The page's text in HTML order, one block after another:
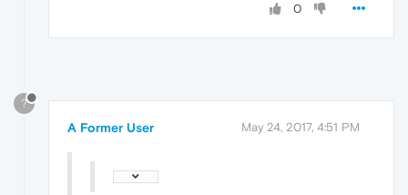
0
?
A Former User May 24, 2017, 4:51 PM